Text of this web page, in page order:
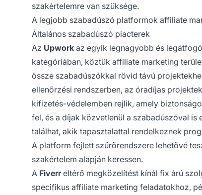
szakértelemre van szüksége.
A legjobb szabadúszó platformok affiliate
Általános szabadúszó piacterek
Az Upwork az egyik legnagyobb és
kategóriában, köztük affiliate marketing
össze szabadúszókkal rövid távú
ellenőrzési rendszerben, az óradíjas
kifizetés-védelemben rejlik, amely
fel, és a díjak közvetlenül a szabadúszóval
találhat, akik tapasztalattal rendelkeznek
A platform fejlett szűrőrendszere lehetővé
szakértelem alapján keressen.
A Fiverreltérő megközelítést kínál fix árú
specifikus affiliate marketing feladatokhoz,